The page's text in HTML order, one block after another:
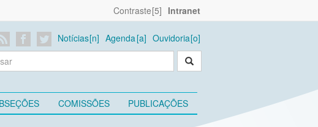
Contraste Intranet
Notícias Agenda Ouvidoria
COMISSÕES PUBLICAÇÕES